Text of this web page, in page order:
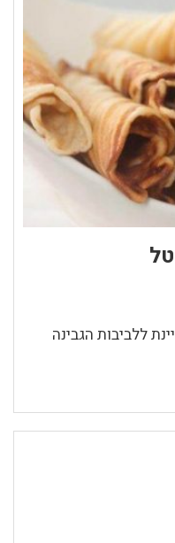
ללביבות הגבינה